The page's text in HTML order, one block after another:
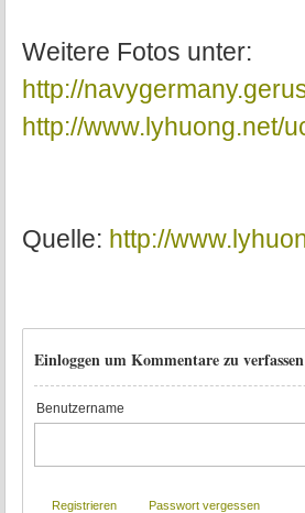
Weitere Fotos unter:
http://
http://www.lyhuong.net/
Quelle: http://
Einloggen um Kommentare zu verfassen
Benutzername
Registrieren Passwort vergessen